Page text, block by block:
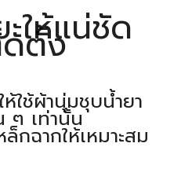
ให้แน่ชัด
ตั้ง
ห้ใช้ผ้านุ่มชุบน้ำยา
ๆ เท่านั้น
กฉากให้เหมาะสม